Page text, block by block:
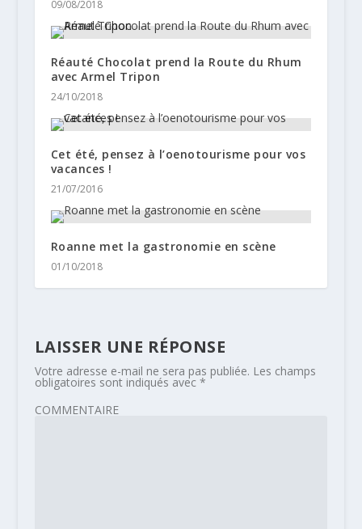
09/08/2018
Réauté Chocolat prend la Route du Rhum
avec Armel Tripon
24/10/2018
Cet été, pensez à l’oenotourisme pour vos
vacances !
21/07/2016
Roanne met la gastronomie en scène
01/10/2018
LAISSER UNE RÉPONSE
Votre adresse e-mail ne sera pas publiée. Les champs
obligatoires sont indiqués avec *
COMMENTAIRE